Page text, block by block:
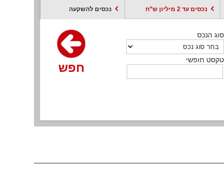
נכסים עד 2 מיליון ש”ח נכסים להשקעה
סוג הנכס
טקסט חופשי
חפש
סוג הנכס
טקסט חופשי
חפש
סוג הנכס
טקסט חופשי
חפש
סוג עסקה
טקסט חופשי
חפש חפש
סוג הנכס
חפש
טקסט חופשי
חפש